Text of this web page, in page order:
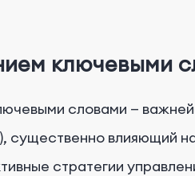
ключевыми
словами —
существенно влияющий
стратегии